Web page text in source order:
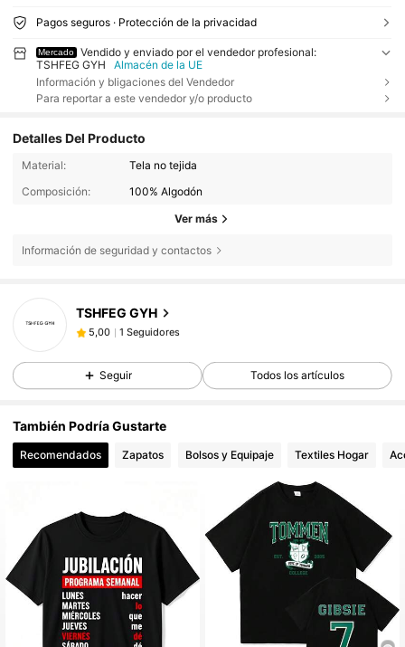
Pagos seguros · Protección de la privacidad
Mercado
Vendido y enviado por el vendedor profesional:
TSHFEG GYH
Almacén de la UE
Información y bligaciones del Vendedor
Para reportar a este vendedor y/o producto
Detalles Del Producto
Material:
Tela no tejida
Composición:
100% Algodón
Ver más
Información de seguridad y contactos
TSHFEG GYH
5,00 1 Seguidores
5,00 1 Seguidores
Seguir Todos los artículos
También Podría Gustarte
Recomendados Zapatos Bolsos y Equipaje Textiles Hogar